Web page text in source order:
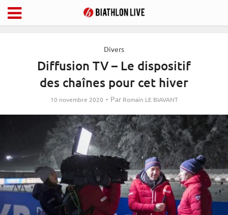
Divers
Diffusion TV – Le dispositif
des chaînes pour cet hiver
10 novembre 2020 Par Romain LE BIAVANT